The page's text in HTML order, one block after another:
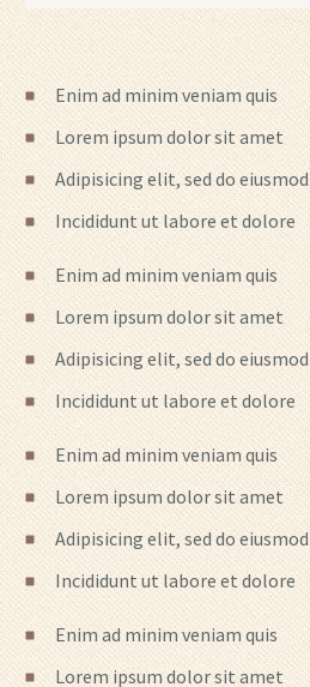
Enim ad minim veniam quis
Lorem ipsum dolor sit amet
Adipisicing elit, sed do eiusmod
Incididunt ut labore et dolore
Enim ad minim veniam quis
Lorem ipsum dolor sit amet
Adipisicing elit, sed do eiusmod
Incididunt ut labore et dolore
Enim ad minim veniam quis
Lorem ipsum dolor sit amet
Adipisicing elit, sed do eiusmod
Incididunt ut labore et dolore
Enim ad minim veniam quis
Lorem ipsum dolor sit amet